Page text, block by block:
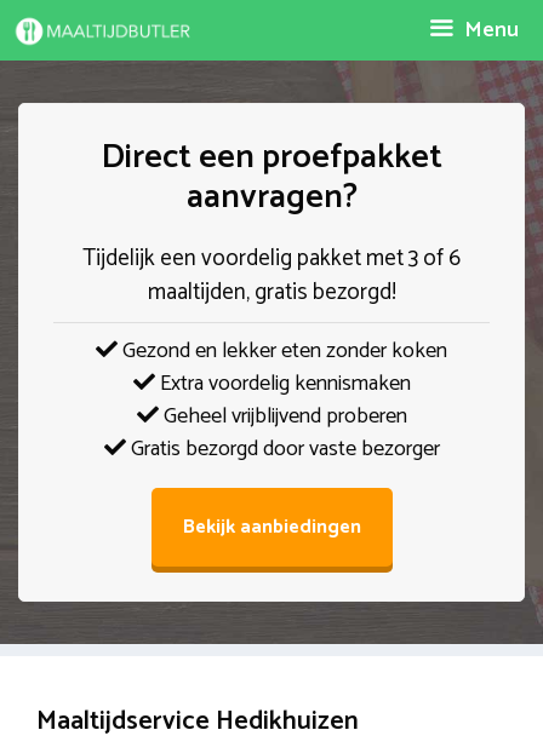
Spring
naar
Menu
Direct een proefpakket
aanvragen?
Tijdelijk een voordelig pakket met 3 of 6
maaltijden, gratis bezorgd!
Gezond en lekker eten zonder koken
Extra voordelig kennismaken
Geheel vrijblijvend proberen
Gratis bezorgd door vaste bezorger
Bekijk aanbiedingen
Maaltijdservice Hedikhuizen